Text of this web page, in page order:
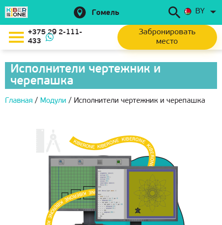
Гомель BY
+375 29 2-111-
433
Забронировать
место
Исполнители чертежник и
черепашка
Главная / Модули / Исполнители чертежник и черепашка